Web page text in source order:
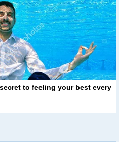
to feeling your best every